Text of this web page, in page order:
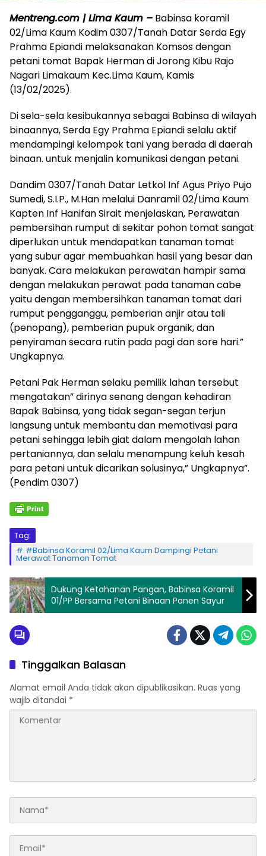
Mentreng.com | Lima Kaum – Babinsa koramil
02/Lima Kaum Kodim 0307/Tanah Datar Serda Egy
Prahma Epiandi melaksanakan Komsos dengan
petani tomat Bapak Herman di Jorong Kibu Rajo
Nagari Limakaum Kec.Lima Kaum, Kamis
(13/02/2025).
Di sela-sela kesibukannya sebagai Babinsa di wilayah
binaannya, Serda Egy Prahma Epiandi selalu aktif
mendampingi kelompok tani yang berada di daerah
binaan. untuk menjalin komunikasi dengan petani.
Dandim 0307/Tanah Datar Letkol Inf Agus Priyo Pujo
Sumedi, S.I.P., M.Han melalui Danramil 02/Lima Kaum
Kapten Inf Hanifan Sirait menjelaskan, Perawatan
pembersihan rumput di sekitar pohon tomat sangat
diperlukan untuk mendapatkan tanaman tomat
yang subur agar membuahkan hasil yang besar dan
banyak. Cara melakukan perawatan hampir sama
dengan melakukan perawat pada tanaman cabe
yaitu dengan membersihkan tanaman tomat dari
rumput pengganggu, pemberian anjir atau tali
(penopang), pemberian pupuk organik, dan
penyiraman secara rutin pada pagi dan sore hari.”
Ungkapnya.
Petani Pak Herman selaku pemilik lahan tersebut
mengatakan” dirinya senang dengan kehadiran
Bapak Babinsa, yang tidak segan-segan terjun
langsung untuk membantu dan memotivasi para
petani sehingga lebih giat dalam mengolah lahan
pertaniannya, dan selalu menampung keluh kesah
para petani untuk dicarikan solusinya,” Ungkapnya”.
(Pendim 0307)
Tag:
#Babinsa Koramil 02/Lima Kaum Dampingi Petani
Merawat Tanaman Tomat
Dukung Ketahanan Pangan, Babinsa Koramil
01/PP Bersama Petani Binaan Panen Sayur
Tinggalkan Balasan
Alamat email Anda tidak akan dipublikasikan. Ruas yang
wajib ditandai *